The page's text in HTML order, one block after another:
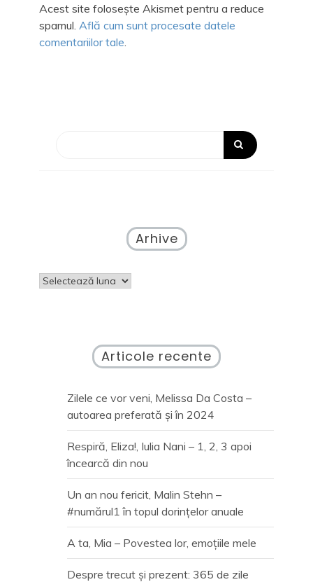
Acest site folosește Akismet pentru a reduce
spamul. Află cum sunt procesate datele
comentariilor tale
Arhive
Arhive
Articole recente
Zilele ce vor veni, Melissa Da Costa –
autoarea preferată și în 2024
Respiră, Eliza!, Iulia Nani – 1, 2, 3 apoi
încearcă din nou
Un an nou fericit, Malin Stehn –
#numărul1 în topul dorințelor anuale
A ta, Mia – Povestea lor, emoțiile mele
Despre trecut și prezent: 365 de zile